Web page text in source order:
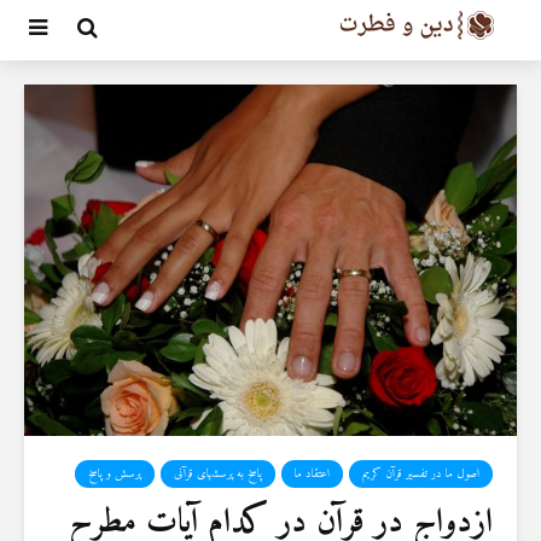
اصول ما در تفسیر قرآن کریم اعتقاد ما پاسخ به پرسشهای قرآنی پرسش و پاسخ
ازدواج در قرآن در کدام آیات مطرح